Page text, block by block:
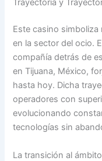
Trayectoria y
Este casino
en la sector del ocio.
compañía detrás de
en Tijuana, México,
hasta hoy. Dicha
operadores con
evolucionando
tecnologías sin
La transición al